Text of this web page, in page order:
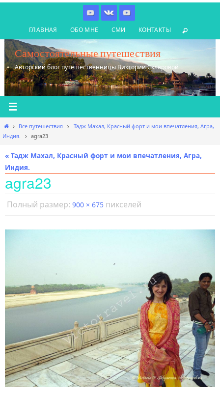
содержимому
ГЛАВНАЯ ОБО МНЕ СМИ КОНТАКТЫ
Самостоятельные путешествия
Авторский блог путешественницы Виктории Скляровой
Главная
Все путешествия
Тадж Махал, Красный форт и мои впечатления, Агра,
Индия.
agra23
« Тадж Махал, Красный форт и мои впечатления, Агра,
Индия.
agra23
Полный размер: 900 × 675 пикселей